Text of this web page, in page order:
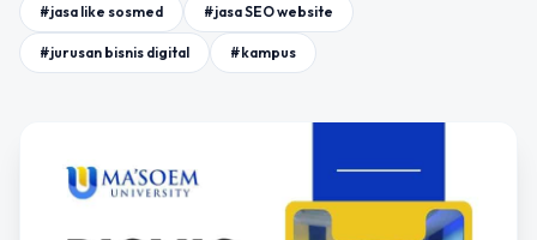
#jasa like sosmed #jasa SEO website
#jurusan bisnis digital #kampus